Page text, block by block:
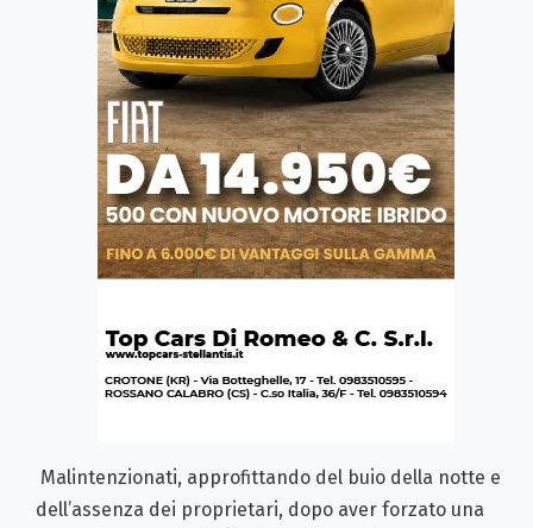
Malintenzionati, approfittando del buio della notte e
dell’assenza dei proprietari, dopo aver forzato una